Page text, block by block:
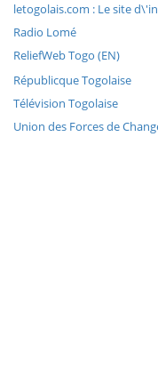
letogolais.com : Le site
Radio Lomé
ReliefWeb Togo (EN)
Républicque Togolaise
Télévision Togolaise
Union des Forces de